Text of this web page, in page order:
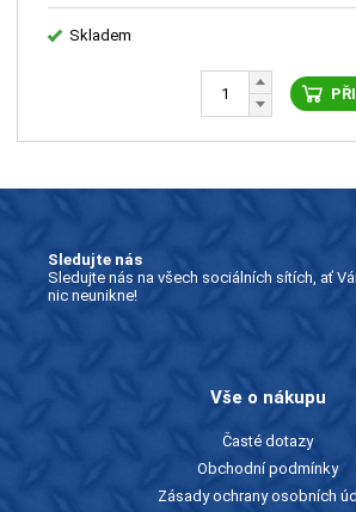
Skladem
Sledujte nás
Sledujte nás na všech sociálních sítích, ať
nic neunikne!
Vše o nákupu
Časté dotazy
Obchodní podmínky
Zásady ochrany osobních